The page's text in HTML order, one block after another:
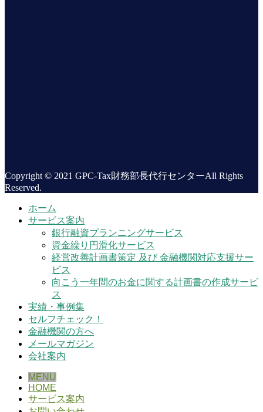
Copyright © 2021 GPC-Tax財務部長代行センターAll Rights
Reserved.
ホーム
サービス案内
銀行融資プランニングサービス
資金繰り円滑化サービス
経営改善計画書策定 及び 金融機関対応支援サー
ビス
向こう一年間のお金に関する計画書の作成サービ
ス
実績・事例集
セルフチェック！
金融機関の方へ
メールマガジン
会社案内
MENU
HOME
サービス案内